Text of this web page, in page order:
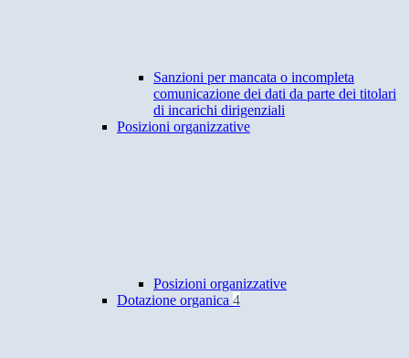
Sanzioni per mancata o incompleta
comunicazione dei dati da parte dei titolari
di incarichi dirigenziali
Posizioni organizzative
Posizioni organizzative
Dotazione organica 4